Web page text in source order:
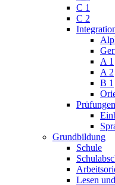
C 1
C 2
A 1
A 2
B 1
Prüfungen
Grundbildung
Schule
Lesen